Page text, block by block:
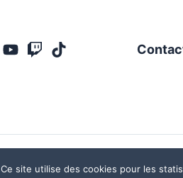
Ce site utilise des cookies pour les